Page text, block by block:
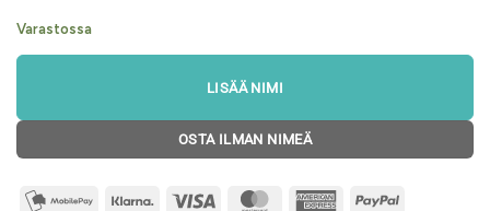
Varastossa
LISÄÄ NIMI
OSTA ILMAN NIMEÄ
mobilepay2Klarna Visa MasterCard AmericanPayPal